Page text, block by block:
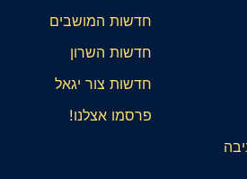
חדשות המושבים
חדשות השרון
חדשות צור יגאל
פרסמו אצלנו!